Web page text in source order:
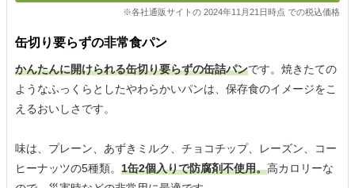
※各社通販サイトの 2024年11月21日時点 での税込価格
缶切り要らずの非常食パン
かんたんに開けられる缶切り要らずの缶詰パンです。焼きたての
ようなふっくらとしたやわらかいパンは、保存食のイメージをこ
えるおいしさです。
味は、プレーン、あずきミルク、チョコチップ、レーズン、コー
ヒーナッツの5種類。 1缶2個入りで防腐剤不使用。高カロリーな